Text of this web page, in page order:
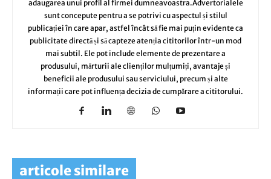
adaugarea unui profil al firmei dumneavoastra.Advertorialele
sunt concepute pentru a se potrivi cu aspectul și stilul
publicației în care apar, astfel încât să fie mai puțin evidente ca
publicitate directă și să capteze atenția cititorilor într-un mod
mai subtil. Ele pot include elemente de prezentare a
produsului, mărturii ale clienților mulțumiți, avantaje și
beneficii ale produsului sau serviciului, precum și alte
informații care pot influența decizia de cumpărare a cititorului.
articole similare